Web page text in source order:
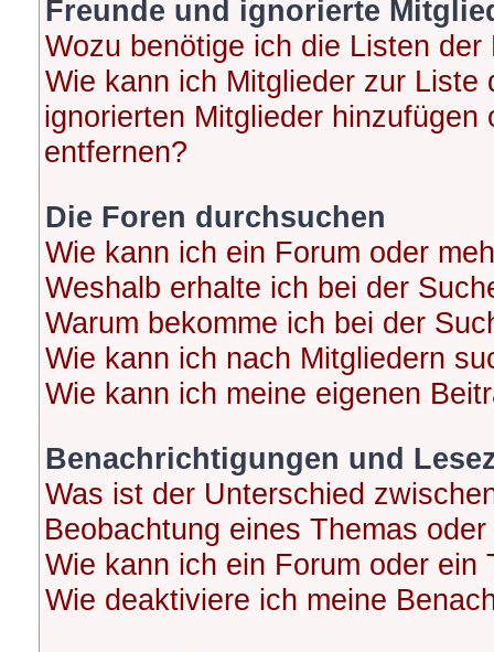
Freunde und ignorierte
Wozu benötige ich die Listen
Wie kann ich Mitglieder zur
ignorierten Mitglieder
entfernen?
Die Foren durchsuchen
Wie kann ich ein Forum oder
Weshalb erhalte ich bei der
Warum bekomme ich bei der
Wie kann ich nach Mitgliedern
Wie kann ich meine eigenen
Benachrichtigungen und
Was ist der Unterschied
Beobachtung eines Themas
Wie kann ich ein Forum oder ein
Wie deaktiviere ich meine